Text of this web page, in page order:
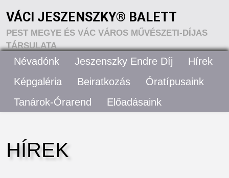
VÁCI JESZENSZKY® BALETT
PEST MEGYE ÉS VÁC VÁROS MŰVÉSZETI-DÍJAS
TÁRSULATA
VÁCI JESZENSZKY® BALETT – RÓLUNK
Névadónk Jeszenszky Endre Díj
Hírek
Képgaléria
Beiratkozás
Óratípusaink
Tanárok-Órarend
Előadásaink
HÍREK